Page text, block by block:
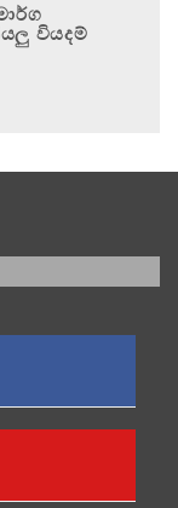
වියදම්